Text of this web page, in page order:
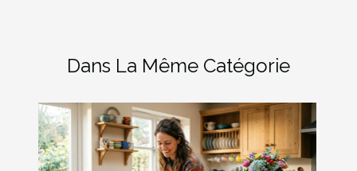
Dans La Même Catégorie